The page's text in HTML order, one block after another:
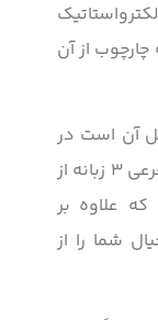
الکترواستاتیک
از آن
آن است در
این درب از قفل اصلی ۴ زبانه و قفل فرعی ۳ زبانه از
علاوه بر
۵ ساله‌اش خیال شما را از